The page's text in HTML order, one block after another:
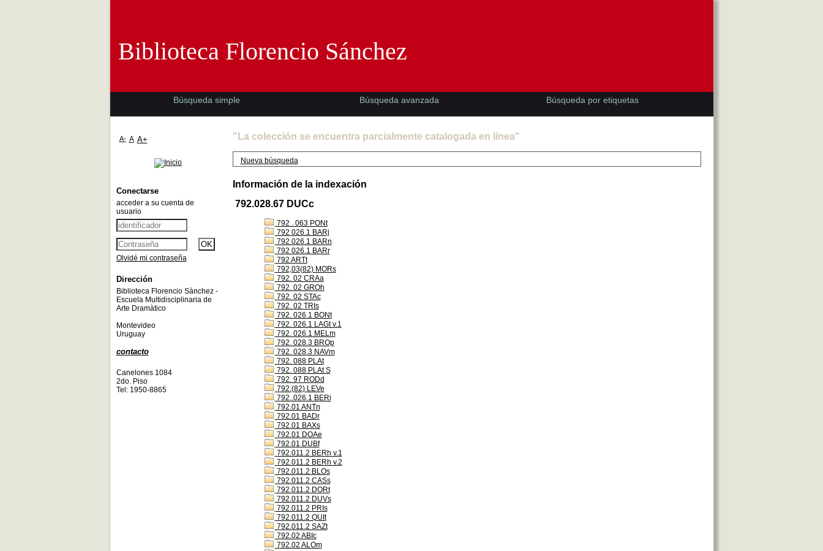
"La colección se encuentra parcialmente catalogada en línea"
Nueva búsqueda
Información de la indexación
792.028.67 DUCc
792 . 063 PONt
792 026.1 BARj
792 026.1 BARn
792 026.1 BARr
792 ARTt
792,03(82) MORs
792. 02 CRAa
792. 02 GROh
792. 02 STAc
792. 02 TRIs
792. 026.1 BONt
792. 026.1 LAGt v.1
792. 026.1 MELm
792. 028.3 BROp
792. 028.3 NAVm
792. 088 PLAt
792. 088 PLAt S
792. 97 RODd
792.(82) LEVe
792..026.1 BERi
792.01 ANTn
792.01 BADr
792.01 BAXs
792.01 DOAe
792.01 DUBf
792.011.2 BERh v.1
792.011.2 BERh v.2
792.011.2 BLOs
792.011.2 CASs
792.011.2 DORt
792.011.2 DUVs
792.011.2 PRIs
792.011.2 QUIt
792.011.2 SAZt
792.02 ABIc
792.02 ALOm
Biblioteca Florencio Sánchez
Búsqueda simple Búsqueda avanzada Búsqueda por etiquetas
A- A A+
Conectarse
acceder a su cuenta de
usuario
Olvidé mi contraseña
Dirección
Biblioteca Florencio Sànchez -
Escuela Multidisciplinaria de
Arte Dramàtico
Montevideo
Uruguay
contacto
Canelones 1084
2do. Piso
Tel: 1950-8865